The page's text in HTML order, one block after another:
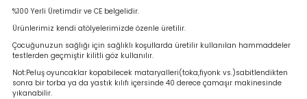
%100 Yerli Üretimdir ve CE belgelidir.
Ürünlerimiz kendi atölyelerimizde özenle üretilir.
Çocuğunuzun sağlığı için sağlıklı koşullarda üretilir kullanılan hammaddeler
testlerden geçmiştir kilitli göz kullanılır.
Not:Peluş oyuncaklar kopabilecek mataryalleri(toka,fiyonk vs.)sabitlendikten
sonra bir torba ya da yastık kılıfı içersinde 40 derece çamaşır makinesinde
yıkanabilir.